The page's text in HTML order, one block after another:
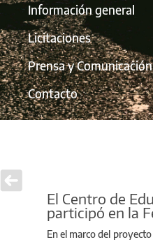
Información general
Licitaciones
Prensa y Comunicación
Contacto
El Centro de
participó en la
En el marco del